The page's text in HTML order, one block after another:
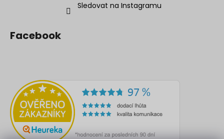
Sledovat na Instagramu
Facebook